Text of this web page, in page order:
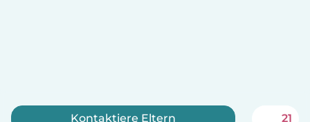
Kontaktiere Eltern 21